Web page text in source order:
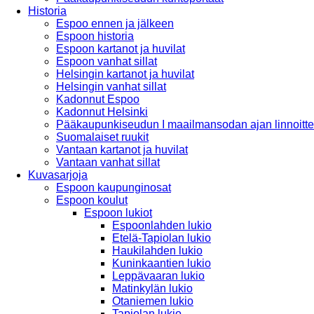
Historia
Espoo ennen ja jälkeen
Espoon historia
Espoon kartanot ja huvilat
Espoon vanhat sillat
Helsingin kartanot ja huvilat
Helsingin vanhat sillat
Kadonnut Espoo
Kadonnut Helsinki
Pääkaupunkiseudun I maailmansodan ajan
Suomalaiset ruukit
Vantaan kartanot ja huvilat
Vantaan vanhat sillat
Kuvasarjoja
Espoon kaupunginosat
Espoon koulut
Espoon lukiot
Espoonlahden lukio
Etelä-Tapiolan lukio
Haukilahden lukio
Kuninkaantien lukio
Leppävaaran lukio
Matinkylän lukio
Otaniemen lukio